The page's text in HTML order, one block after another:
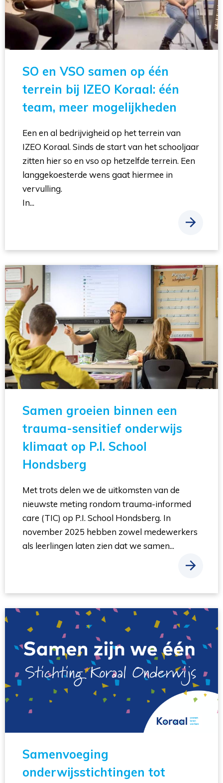
SO en VSO samen op één
terrein bij IZEO Koraal: één
team, meer mogelijkheden
Een en al bedrijvigheid op het terrein van
IZEO Koraal. Sinds de start van het schooljaar
zitten hier so en vso op hetzelfde terrein. Een
langgekoesterde wens gaat hiermee in
vervulling.
In...
Samen groeien binnen een
trauma-sensitief onderwijs
klimaat op P.I. School
Hondsberg
Met trots delen we de uitkomsten van de
nieuwste meting rondom trauma-informed
care (TIC) op P.I. School Hondsberg. In
november 2025 hebben zowel medewerkers
als leerlingen laten zien dat we samen...
Samenvoeging
onderwijsstichtingen tot